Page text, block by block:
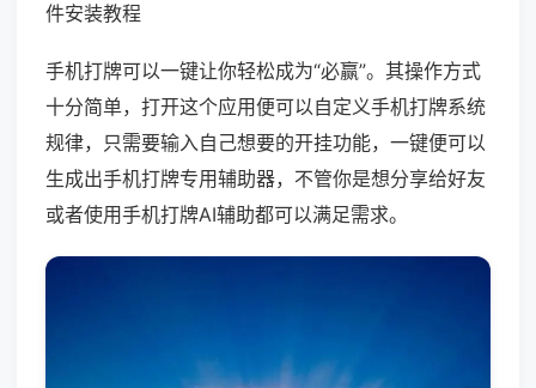
件安装教程
手机打牌可以一键让你轻松成为“必赢”。其操作方式
十分简单，打开这个应用便可以自定义手机打牌系统
规律，只需要输入自己想要的开挂功能，一键便可以
生成出手机打牌专用辅助器，不管你是想分享给好友
或者使用手机打牌AI辅助都可以满足需求。